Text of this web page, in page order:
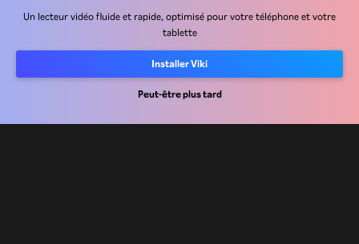
Un lecteur vidéo fluide et rapide, optimisé pour votre téléphone et votre
tablette
Installer Viki
Peut-être plus tard
Partenaires de distribution